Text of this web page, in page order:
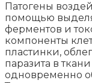
Патогены
помощью
ферментов и
компоненты
пластинки,
паразита в
одновременно